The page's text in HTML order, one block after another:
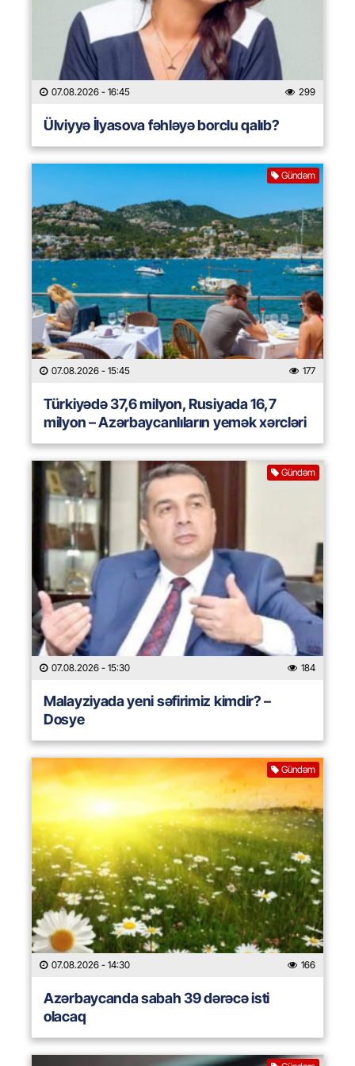
07.08.2026 - 16:45 299
Ülviyyə İlyasova fəhləyə borclu qalıb?
Gündəm
07.08.2026 - 15:45 177
Türkiyədə 37,6 milyon, Rusiyada 16,7
milyon – Azərbaycanlıların yemək xərcləri
Gündəm
07.08.2026 - 15:30 184
Malayziyada yeni səfirimiz kimdir? –
Dosye
Gündəm
07.08.2026 - 14:30 166
Azərbaycanda sabah 39 dərəcə isti
olacaq